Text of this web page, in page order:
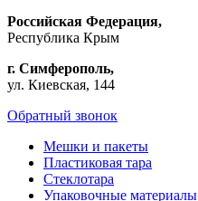
Российская Федерация,
Республика Крым
г. Симферополь,
ул. Киевская, 144
Обратный звонок
Мешки и пакеты
Пластиковая тара
Стеклотара
Упаковочные материалы